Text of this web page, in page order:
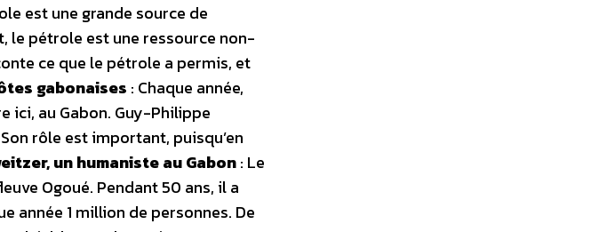
est une grande source de
le pétrole est une ressource non-
ce que le pétrole a permis, et
gabonaises : Chaque année,
ici, au Gabon. Guy-Philippe
rôle est important, puisqu’en
un humaniste au Gabon: Le
Ogoué. Pendant 50 ans, il a
année 1 million de personnes. De